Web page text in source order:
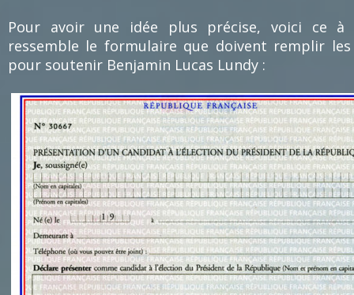
Pour avoir une idée plus précise, voici ce à
ressemble le formulaire que doivent remplir les
pour soutenir Benjamin Lucas Lundy :